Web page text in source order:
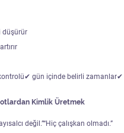
düşürür
gün içinde belirli
Kimlik Üretmek
değil.”“Hiç çalışkan olmadı.”